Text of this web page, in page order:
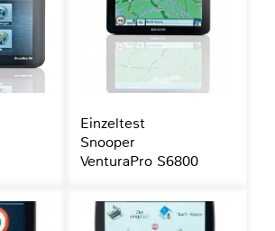
Einzeltest
Snooper
VenturaPro S6800